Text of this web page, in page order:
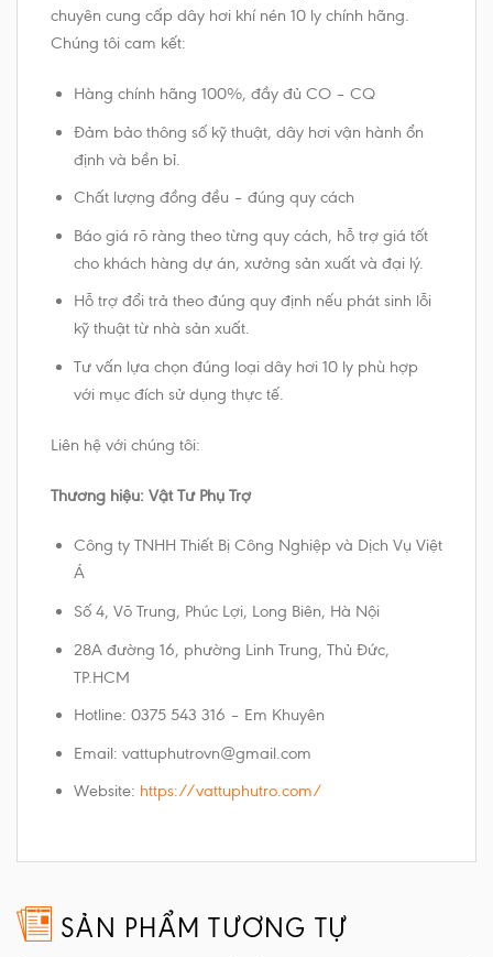
chuyên cung cấp dây hơi khí nén 10 ly chính hãng.
Chúng tôi cam kết:
Hàng chính hãng 100%, đầy đủ CO – CQ
Đảm bảo thông số kỹ thuật, dây hơi vận hành ổn
định và bền bỉ.
Chất lượng đồng đều – đúng quy cách
Báo giá rõ ràng theo từng quy cách, hỗ trợ giá tốt
cho khách hàng dự án, xưởng sản xuất và đại lý.
Hỗ trợ đổi trả theo đúng quy định nếu phát sinh lỗi
kỹ thuật từ nhà sản xuất.
Tư vấn lựa chọn đúng loại dây hơi 10 ly phù hợp
với mục đích sử dụng thực tế.
Liên hệ với chúng tôi:
Thương hiệu: Vật Tư Phụ Trợ
Công ty TNHH Thiết Bị Công Nghiệp và Dịch Vụ Việt
Á
Số 4, Võ Trung, Phúc Lợi, Long Biên, Hà Nội
​28A đường 16, phường Linh Trung, Thủ Đức,
TP.HCM
Hotline: 0375 543 316 – Em Khuyên
Email: vattuphutrovn@gmail.com
Website: https://vattuphutro.com/
SẢN PHẨM TƯƠNG TỰ